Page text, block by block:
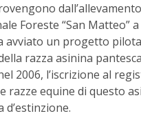
dall’allevamento
Foreste “San Matteo” a
avviato un progetto
razza asinina pantesca
2006, l’iscrizione al
razze equine di questo
d’estinzione.